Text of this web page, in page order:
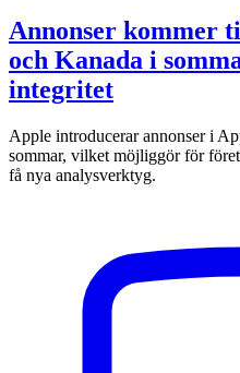
Annonser kommer
och Kanada i
integritet
Apple introducerar annonser i
sommar, vilket möjliggör för
få nya analysverktyg.